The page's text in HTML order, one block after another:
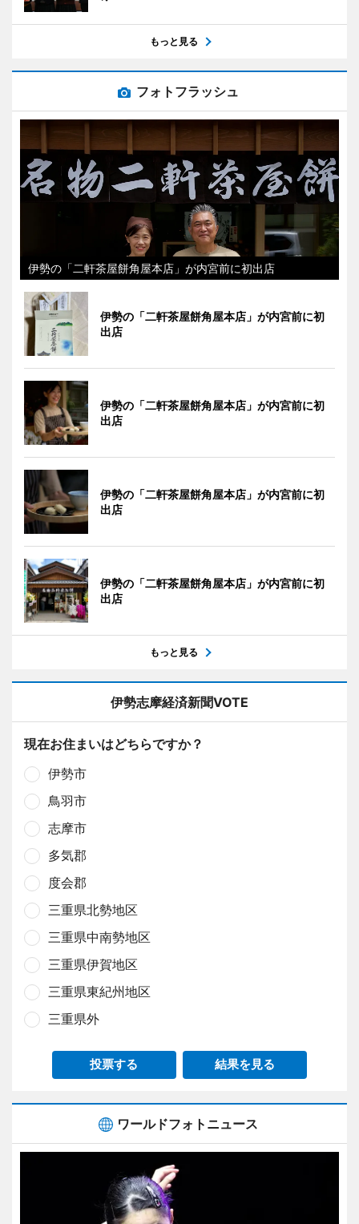
もっと見る
フォトフラッシュ
伊勢の「二軒茶屋餅角屋本店」が内宮前に初出店
伊勢の「二軒茶屋餅角屋本店」が内宮前に初
出店
伊勢の「二軒茶屋餅角屋本店」が内宮前に初
出店
伊勢の「二軒茶屋餅角屋本店」が内宮前に初
出店
伊勢の「二軒茶屋餅角屋本店」が内宮前に初
出店
もっと見る
伊勢志摩経済新聞VOTE
現在お住まいはどちらですか？
伊勢市
鳥羽市
志摩市
多気郡
度会郡
三重県北勢地区
三重県中南勢地区
三重県伊賀地区
三重県東紀州地区
三重県外
投票する 結果を見る
ワールドフォトニュース